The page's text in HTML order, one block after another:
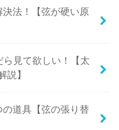
法！【弦が硬い原
見て欲しい！【太
説】
道具【弦の張り替